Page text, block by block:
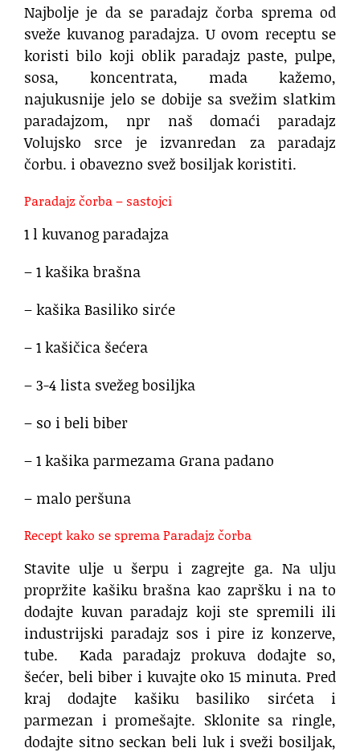
Najbolje je da se paradajz čorba sprema od
sveže kuvanog paradajza. U ovom receptu se
koristi bilo koji oblik paradajz paste, pulpe,
sosa, koncentrata, mada kažemo,
najukusnije jelo se dobije sa svežim slatkim
paradajzom, npr naš domaći paradajz
Volujsko srce je izvanredan za paradajz
čorbu. i obavezno svež bosiljak koristiti.
Paradajz čorba – sastojci
1 l kuvanog paradajza
– 1 kašika brašna
– kašika Basiliko sirće
– 1 kašičica šećera
– 3-4 lista svežeg bosiljka
– so i beli biber
– 1 kašika parmezama Grana padano
– malo peršuna
Recept kako se sprema Paradajz čorba
Stavite ulje u šerpu i zagrejte ga. Na ulju
propržite kašiku brašna kao zapršku i na to
dodajte kuvan paradajz koji ste spremili ili
industrijski paradajz sos i pire iz konzerve,
tube. Kada paradajz prokuva dodajte so,
šećer, beli biber i kuvajte oko 15 minuta. Pred
kraj dodajte kašiku basiliko sirćeta i
parmezan i promešajte. Sklonite sa ringle,
dodajte sitno seckan beli luk i sveži bosiljak,